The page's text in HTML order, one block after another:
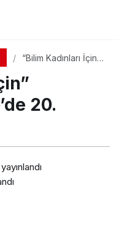
“Bilim Kadınları İçin”
Türkiye’de 20.
20.